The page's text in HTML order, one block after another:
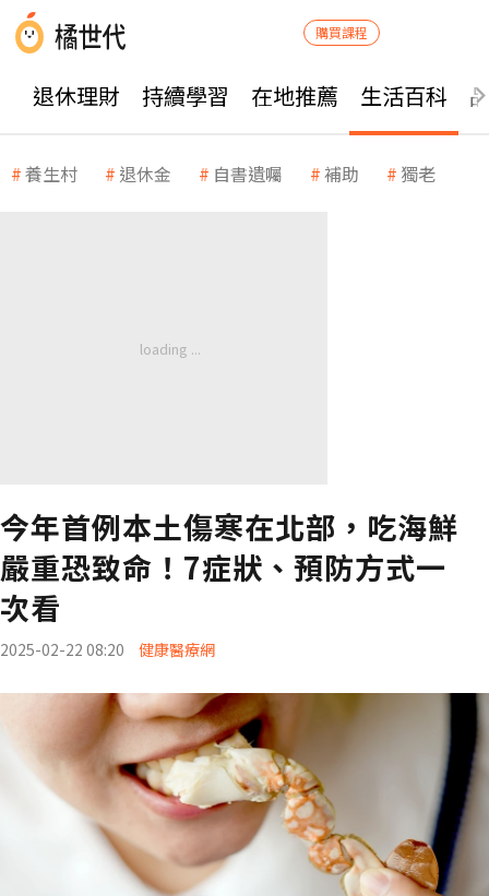
購買課程
退休理財 持續學習 在地推薦 生活百科
養生村 退休金 自書遺囑 補助 獨老
今年首例本土傷寒在北部，吃海鮮
嚴重恐致命！7症狀、預防方式一
次看
2025-02-22 08:20 健康醫療網